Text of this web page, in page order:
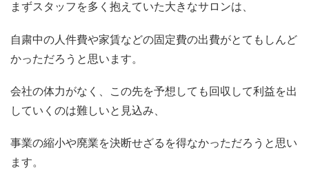
まずスタッフを多く抱えていた大きなサロンは、
自粛中の人件費や家賃などの固定費の出費がとてもしんど
かっただろうと思います。
会社の体力がなく、この先を予想しても回収して利益を出
していくのは難しいと見込み、
事業の縮小や廃業を決断せざるを得なかっただろうと思い
ます。